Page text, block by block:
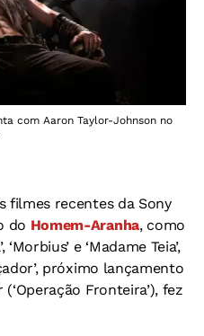
com Aaron Taylor-Johnson no
filmes recentes da Sony
do Homem-Aranha, como
e ‘Madame Teia’,
próximo lançamento
Fronteira’), fez